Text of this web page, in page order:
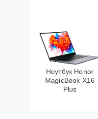
Ноутбук Honor
MagicBook X16
Plus